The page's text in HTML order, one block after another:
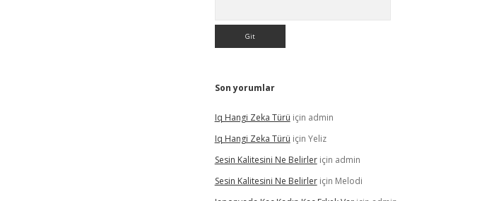
Son yorumlar
Iq Hangi Zeka Türü için admin
Iq Hangi Zeka Türü için Yeliz
Sesin Kalitesini Ne Belirleriçin admin
Sesin Kalitesini Ne Belirleriçin Melodi